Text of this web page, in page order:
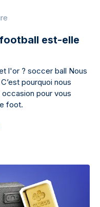
est-elle
? soccer ball Nous
pourquoi nous
pour vous
foot.